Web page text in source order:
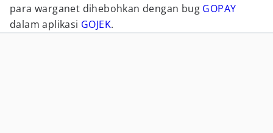
para warganet dihebohkan dengan bug GOPAY
dalam aplikasi GOJEK.